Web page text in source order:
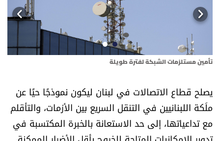
متفرقات
نداء القرّاء
كتّابنا
تحت المجهر
تأمين مستلزمات الشبكة لفترة طويلة
يصلح قطاع الاتصالات في لبنان ليكون نموذجًا حيًا عن
ملَكة اللبنانيين في التنقل السريع بين الأزمات، والتأقلم
مع تداعياتها، إلى حد الاستعانة بالخبرة المكتسبة في